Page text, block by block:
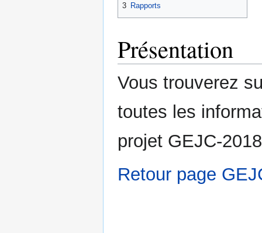
3 Rapports
Présentation
Vous trouverez
toutes les
projet GEJC-
Retour page